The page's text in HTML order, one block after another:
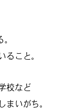
ること。
校など
まいがち。